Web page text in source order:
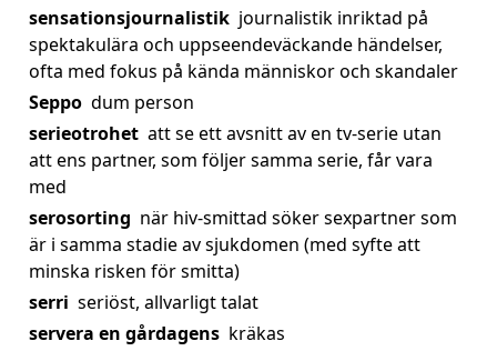
sensationsjournalistik journalistik inriktad på
spektakulära och uppseendeväckande händelser,
ofta med fokus på kända människor och skandaler
Seppo dum person
serieotrohet att se ett avsnitt av en tv-serie utan
att ens partner, som följer samma serie, får vara
med
serosorting när hiv-smittad söker sexpartner som
är i samma stadie av sjukdomen (med syfte att
minska risken för smitta)
serri seriöst, allvarligt talat
servera en gårdagens kräkas